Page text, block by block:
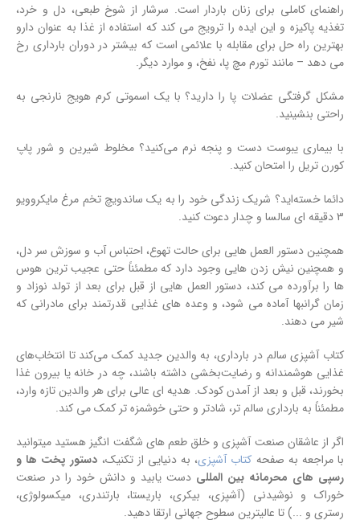
راهنمای کاملی برای زنان باردار است. سرشار از شوخ طبعی، دل و خرد،
تغذیه پاکیزه و این ایده را ترویج می کند که استفاده از غذا به عنوان دارو
بهترین راه حل برای مقابله با علائمی است که بیشتر در دوران بارداری رخ
می دهد – مانند تورم مچ پا، نفخ، و موارد دیگر.
مشکل گرفتگی عضلات پا را دارید؟ با یک اسموتی کرم هویج نارنجی به
راحتی بنشینید.
با بیماری یبوست دست و پنجه نرم می‌کنید؟ مخلوط شیرین و شور پاپ
کورن تریل را امتحان کنید.
دائما خسته‌اید؟ شریک زندگی خود را به یک ساندویچ تخم مرغ مایکروویو
3 دقیقه ای سالسا و چدار دعوت کنید.
همچنین دستور العمل هایی برای حالت تهوع، احتباس آب و سوزش سر دل،
و همچنین نیش زدن هایی وجود دارد که مطمئناً حتی عجیب ترین هوس
ها را برآورده می کند، دستور العمل هایی از قبل برای بعد از تولد نوزاد و
زمان گرانبها آماده می شود، و وعده های غذایی قدرتمند برای مادرانی که
شیر می دهند.
کتاب آشپزی سالم در بارداری، به والدین جدید کمک می‌کند تا انتخاب‌های
غذایی هوشمندانه و رضایت‌بخشی داشته باشند، چه در خانه یا بیرون غذا
بخورند، قبل و بعد از آمدن کودک. هدیه ای عالی برای هر والدین تازه وارد،
مطمئناً به بارداری سالم تر، شادتر و حتی خوشمزه تر کمک می کند.
اگر از عاشقان صنعت آشپزی و خلق طعم های شگفت انگیز هستید میتوانید
با مراجعه به صفحه کتاب آشپزی، به دنیایی از تکنیک، دستور پخت ها و
رسپی های محرمانه بین المللی دست یابید و دانش خود را در صنعت
خوراک و نوشیدنی (آشپزی، بیکری، باریستا، بارتندری، میکسولوژی،
رستری و ...) تا عالیترین سطوح جهانی ارتقا دهید.